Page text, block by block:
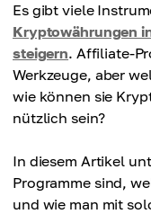
Es gibt viele
Kryptowährungen
steigern. Affiliate-
Werkzeuge, aber
wie können sie
nützlich sein?
In diesem Artikel
Programme sind,
und wie man mit